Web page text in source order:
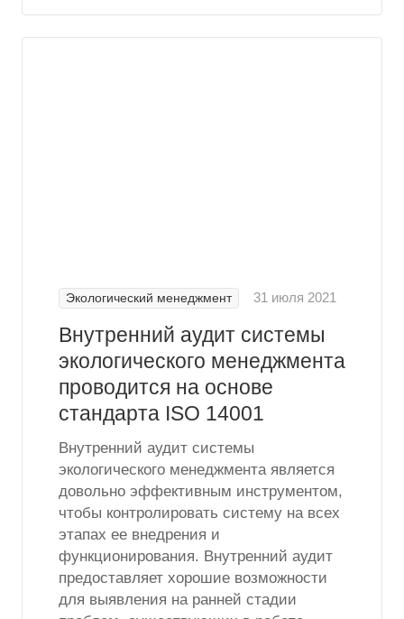
Экологический менеджмент 31 июля 2021
Внутренний аудит системы
экологического менеджмента
проводится на основе
стандарта ISO 14001
Внутренний аудит системы
экологического менеджмента является
довольно эффективным инструментом,
чтобы контролировать систему на всех
этапах ее внедрения и
функционирования. Внутренний аудит
предоставляет хорошие возможности
для выявления на ранней стадии